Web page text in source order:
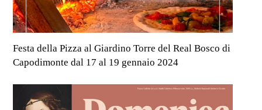
Festa della Pizza al Giardino Torre del Real Bosco di
Capodimonte dal 17 al 19 gennaio 2024